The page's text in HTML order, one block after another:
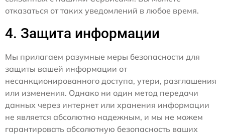
отказаться от таких уведомлений в любое время.
4. Защита информации
Мы прилагаем разумные меры безопасности для
защиты вашей информации от
несанкционированного доступа, утери, разглашения
или изменения. Однако ни один метод передачи
данных через интернет или хранения информации
не является абсолютно надежным, и мы не можем
гарантировать абсолютную безопасность ваших